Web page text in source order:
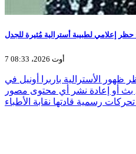
إعلامي لطبيبة أسترالية مُثيرة للجدل
7 أوت 2026، 08:33
الأسترالية باربرا أونيل في
بث أو إعادة نشر أي محتوى مصور